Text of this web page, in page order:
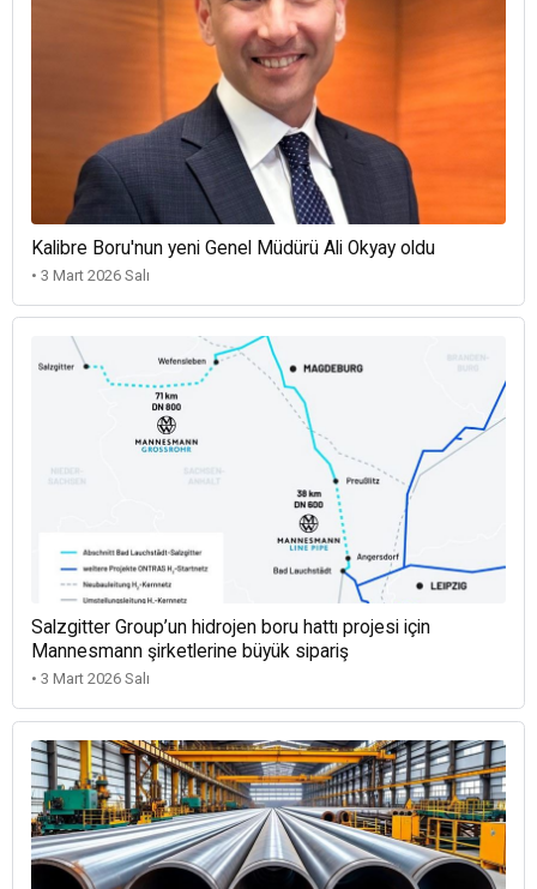
Kalibre Boru'nun yeni Genel Müdürü Ali Okyay oldu
• 3 Mart 2026 Salı
Salzgitter Group’un hidrojen boru hattı projesi için
Mannesmann şirketlerine büyük sipariş
• 3 Mart 2026 Salı